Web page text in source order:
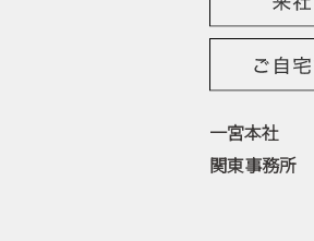
一宮本社
関東事務所